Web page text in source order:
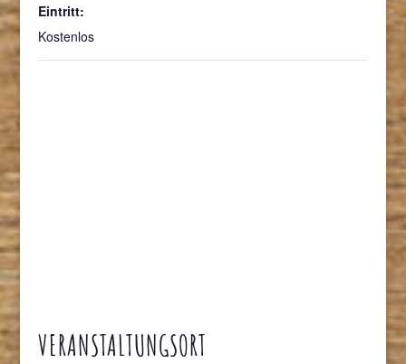
Eintritt:
Kostenlos
VERANSTALTUNGSORT